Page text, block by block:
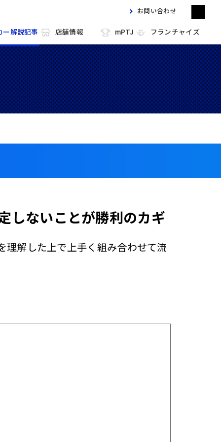
ー解説記事 店舗情報
m HOLD'EM 目黒
m HOLD'EM 馬車道
m HOLD'EM 西宮
m HOLD'EM 中洲
mPTJ フランチャイズ
お問い合わせ
しないことが勝利のカギ
理解した上で上手く組み合わせて流